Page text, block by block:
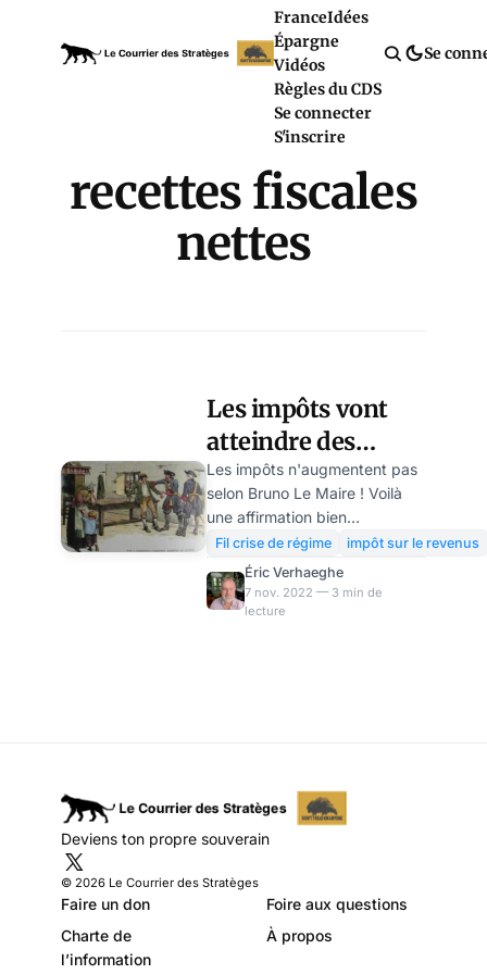
FranceIdées
Épargne
Vidéos
Règles du CDS
Se connecter
S'inscrire
Se
recettes fiscales
nettes
Les impôts vont
atteindre des
niveaux
historiques en
2022
Les impôts n'augmentent pas
selon Bruno Le Maire ! Voilà
une affirmation bien
hasardeuse, contredite par les
chiffres donnés par... le
gouvernement lui-même ! Si
les taux n'augmentent, les
évidemment un vrai problème
en terme de "soutenabilité"
fiscale, comme on disait à une
Fil crise de régime
impôt sur le revenus
Éric Verhaeghe
7 nov. 2022 — 3 min de
lecture
Deviens ton propre souverain
© 2026 Le Courrier des Stratèges
Faire un don
Foire aux questions
Charte de
l’information
À propos